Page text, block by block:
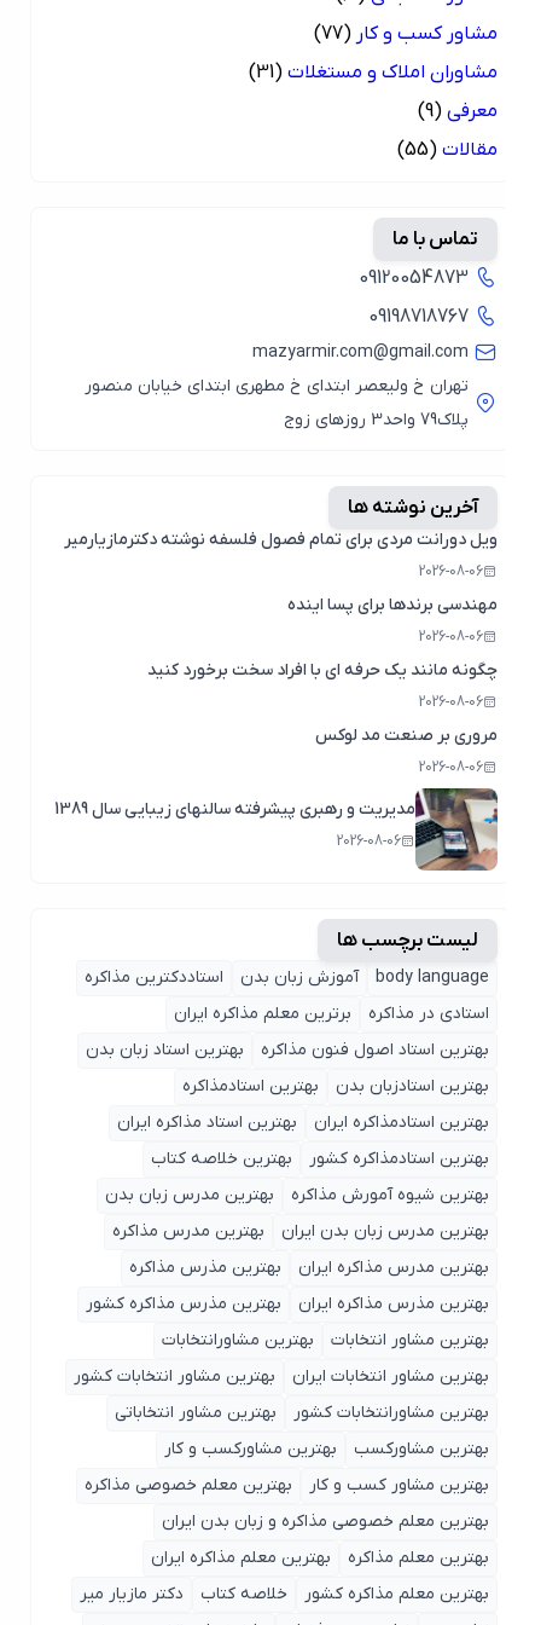
مشاور کسب و کار (77)
مشاوران املاک و مستغلات (31)
معرفی (9)
مقالات (55)
تماس با ما
09120054873
09198718767
mazyarmir.com@gmail.com
تهران خ ولیعصر ابتدای خ مطهری ابتدای خیابان منصور
پلاک79 واحد3 روزهای زوج
آخرین نوشته ها
ویل دورانت مردی برای تمام فصول فلسفه نوشته دکترمازیارمیر
2026-08-06
مهندسی برندها برای پسا اینده
2026-08-06
چگونه مانند یک حرفه ای با افراد سخت برخورد کنید
2026-08-06
مروری بر صنعت مد لوکس
2026-08-06
مدیریت و رهبری پیشرفته سالنهای زیبایی سال 1389
2026-08-06
لیست برچسب ها
body language آموزش زبان بدن
استاددکترین مذاکره
استادی در مذاکره
برترین معلم مذاکره ایران
بهترین استاد اصول ‌فنون مذاکره
بهترین استاد زبان بدن
بهترین استادزبان بدن
بهترین استادمذاکره
بهترین استادمذاکره ایران
بهترین استاد مذاکره ایران
بهترین استادمذاکره کشور
بهترین خلاصه کتاب
بهترین شیوه آمورش مذاکره
بهترین مدرس زبان بدن
بهترین مدرس زبان بدن ایران
بهترین مدرس مذاکره
بهترین مدرس مذاکره ایران
بهترین مذرس مذاکره
بهترین مذرس مذاکره ایران
بهترین مذرس مذاکره کشور
بهترین مشاور انتخابات
بهترین مشاورانتخابات
بهترین مشاور انتخابات ایران
بهترین مشاور انتخابات کشور
بهترین مشاورانتخابات کشور
بهترین مشاور انتخاباتی
بهترین مشاورکسب
بهترین مشاورکسب و کار
بهترین مشاور کسب و کار
بهترین معلم خصوصی مذاکره
بهترین معلم خصوصی مذاکره و زبان بدن ایران
بهترین معلم مذاکره
بهترین معلم مذاکره ایران
بهترین معلم مذاکره کشور
خلاصه کتاب
دکتر مازیار میر